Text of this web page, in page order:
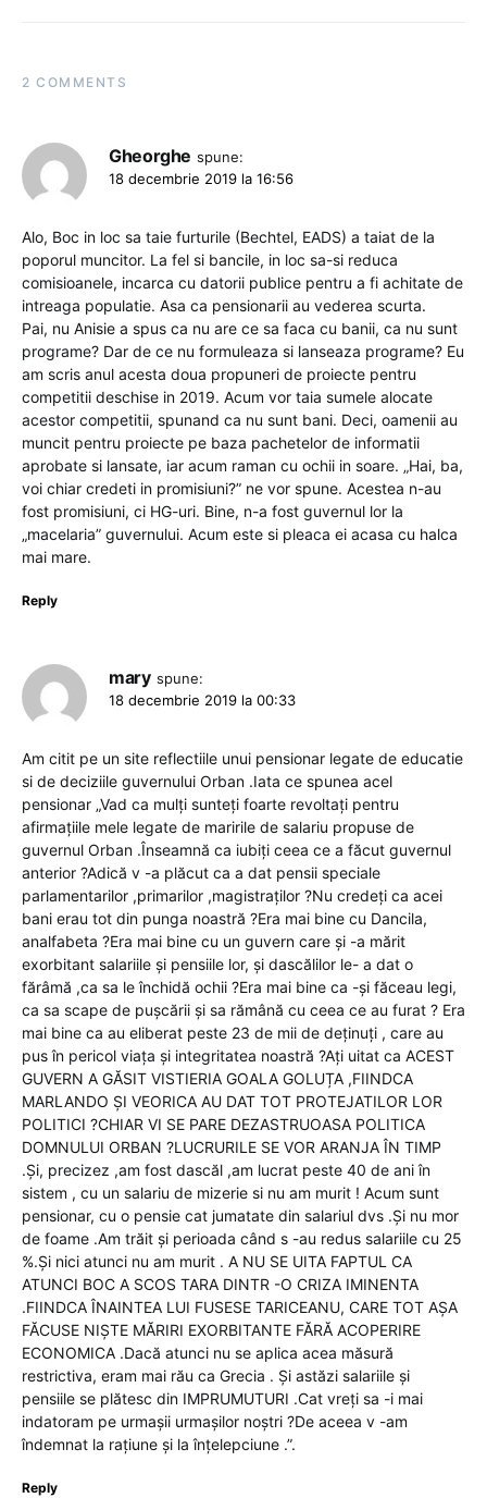
2 COMMENTS
Gheorghe spune:
18 decembrie 2019 la 16:56
Alo, Boc in loc sa taie furturile (Bechtel, EADS) a taiat de la
poporul muncitor. La fel si bancile, in loc sa-si reduca
comisioanele, incarca cu datorii publice pentru a fi achitate de
intreaga populatie. Asa ca pensionarii au vederea scurta.
Pai, nu Anisie a spus ca nu are ce sa faca cu banii, ca nu sunt
programe? Dar de ce nu formuleaza si lanseaza programe? Eu
am scris anul acesta doua propuneri de proiecte pentru
competitii deschise in 2019. Acum vor taia sumele alocate
acestor competitii, spunand ca nu sunt bani. Deci, oamenii au
muncit pentru proiecte pe baza pachetelor de informatii
aprobate si lansate, iar acum raman cu ochii in soare. „Hai, ba,
voi chiar credeti in promisiuni?” ne vor spune. Acestea n-au
fost promisiuni, ci HG-uri. Bine, n-a fost guvernul lor la
„macelaria” guvernului. Acum este si pleaca ei acasa cu halca
mai mare.
Reply
mary spune:
18 decembrie 2019 la 00:33
Am citit pe un site reflectiile unui pensionar legate de educatie
si de deciziile guvernului Orban .Iata ce spunea acel
pensionar „Vad ca mulți sunteți foarte revoltați pentru
afirmațiile mele legate de maririle de salariu propuse de
guvernul Orban .Înseamnă ca iubiți ceea ce a făcut guvernul
anterior ?Adică v -a plăcut ca a dat pensii speciale
parlamentarilor ,primarilor ,magistraților ?Nu credeți ca acei
bani erau tot din punga noastră ?Era mai bine cu Dancila,
analfabeta ?Era mai bine cu un guvern care și -a mărit
exorbitant salariile și pensiile lor, și dascălilor le- a dat o
fărâmă ,ca sa le închidă ochii ?Era mai bine ca -și făceau legi,
ca sa scape de pușcării și sa rămână cu ceea ce au furat ? Era
mai bine ca au eliberat peste 23 de mii de deținuți , care au
pus în pericol viața și integritatea noastră ?Ați uitat ca ACEST
GUVERN A GĂSIT VISTIERIA GOALA GOLUȚA ,FIINDCA
MARLANDO ȘI VEORICA AU DAT TOT PROTEJATILOR LOR
POLITICI ?CHIAR VI SE PARE DEZASTRUOASA POLITICA
DOMNULUI ORBAN ?LUCRURILE SE VOR ARANJA ÎN TIMP
.Și, precizez ,am fost dascăl ,am lucrat peste 40 de ani în
sistem , cu un salariu de mizerie si nu am murit ! Acum sunt
pensionar, cu o pensie cat jumatate din salariul dvs .Și nu mor
de foame .Am trăit și perioada când s -au redus salariile cu 25
%.Și nici atunci nu am murit . A NU SE UITA FAPTUL CA
ATUNCI BOC A SCOS TARA DINTR -O CRIZA IMINENTA
.FIINDCA ÎNAINTEA LUI FUSESE TARICEANU, CARE TOT AȘA
FĂCUSE NIȘTE MĂRIRI EXORBITANTE FĂRĂ ACOPERIRE
ECONOMICA .Dacă atunci nu se aplica acea măsură
restrictiva, eram mai rău ca Grecia . Și astăzi salariile și
pensiile se plătesc din IMPRUMUTURI .Cat vreți sa -i mai
indatoram pe urmașii urmașilor noștri ?De aceea v -am
îndemnat la rațiune și la înțelepciune .”.
Reply